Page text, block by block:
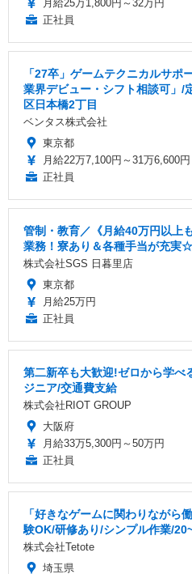
月給25万1,800円～32万円
正社員
「27卒」ゲームテクニカルサポ
業界デビュー・シフト相談可」/
区日本橋2丁目
ベンタス株式会社
東京都
月給22万7,100円～31万6,600円
正社員
管制・教育／《月給40万円以上
業務！寮あり＆各種手当が充実☆
株式会社SGS 日暮里店
東京都
月給25万円
正社員
第二新卒も大歓迎!ゼロから学べ
ジニア/交通費支給
株式会社RIOT GROUP
大阪府
月給33万5,300円～50万円
正社員
「好きなゲームに関わりながら
験OK/研修あり/シンプル作業/
株式会社Tetote
埼玉県